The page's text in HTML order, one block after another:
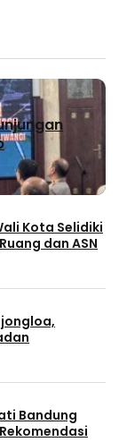
Kota Selidiki
dan ASN
Bandung